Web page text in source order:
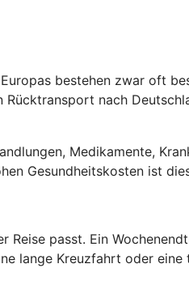
bestehen zwar oft
nach
Medikamente,
Gesundheitskosten ist
passt. Ein
lange Kreuzfahrt oder eine